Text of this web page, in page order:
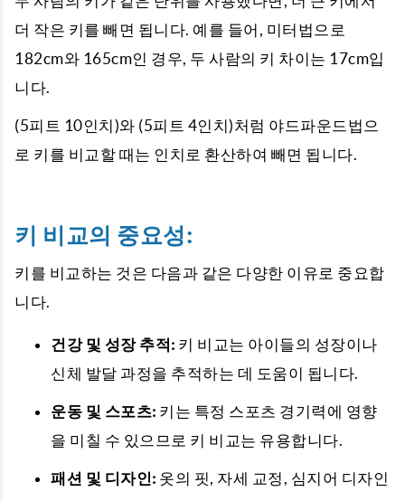
더 작은 키를 빼면 됩니다. 예를 들어, 미터법으로
182cm와 165cm인 경우, 두 사람의 키 차이는 17cm입
니다.
(5피트 10인치)와 (5피트 4인치)처럼 야드파운드법으
로 키를 비교할 때는 인치로 환산하여 빼면 됩니다.
키 비교의 중요성:
키를 비교하는 것은 다음과 같은 다양한 이유로 중요합
니다.
건강 및 성장 추적: 키 비교는 아이들의 성장이나
신체 발달 과정을 추적하는 데 도움이 됩니다.
운동 및 스포츠: 키는 특정 스포츠 경기력에 영향
을 미칠 수 있으므로 키 비교는 유용합니다.
패션 및 디자인: 옷의 핏, 자세 교정, 심지어 디자인